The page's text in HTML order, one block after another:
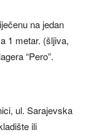
na jedan
1 metar. (šljiva,
“Pero”.
ul. Sarajevska
ili